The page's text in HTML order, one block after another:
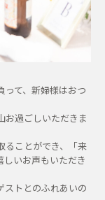
って、新婦様はおつ
お過ごしいただきま
ることができ、「来
いお声もいただき
ストとのふれあいの